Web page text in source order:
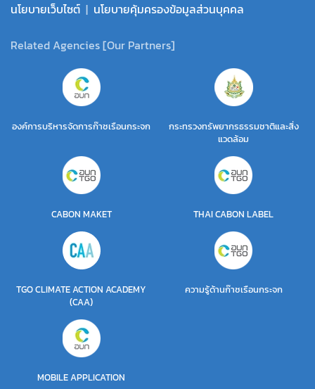
นโยบายเว็บไซต์ | นโยบายคุ้มครองข้อมูลส่วนบุคคล
Related Agencies [Our Partners]
องค์การบริหารจัดการก๊าซเรือนกระจก
กระทรวงทรัพยากรธรรมชาติและสิ่ง
แวดล้อม
CABON MAKET THAI CABON LABEL
TGO CLIMATE ACTION ACADEMY
(CAA)
ความรู้ด้านก๊าซเรือนกระจก
MOBILE APPLICATION